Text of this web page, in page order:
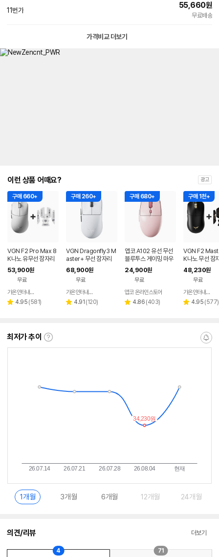
11번가
55,660원
무료배송
가격비교 더보기
이런 상품 어때요? 광고
구매 660+
VGN F2 Pro Max 8
K나노 유무선 잠자리
게이밍 마우스 화이트
53,900원
무료
페이
가온인터내셔날
별 4.95 리
(581)
구매 260+
VGN Dragonfly3 M
aster+ 무선 잠자리
게이밍 마우스+젠더
화이트
68,900원
무료
페이
가온인터내셔날
별 4.91 리
(120)
구매 680+
앱코 A102 유선 무선
블루투스 게이밍 마우
스 핑크
24,900원
무료
앱코 온라인스토어
별 4.86 리
(403)
구매 1천+
VGN F2
K나노 무선 잠
이밍 마우스+
프 블랙
48,230원
무료
가온인터내셔날
별 4.95 리
(577)
최저가 추이
최
알
1개월 3개월 6개월 12개월 24개월
의견/리뷰 더보기
4 71